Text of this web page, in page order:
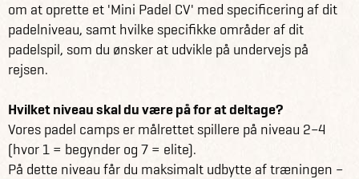
om at oprette et 'Mini Padel CV' med specificering af dit
padelniveau, samt hvilke specifikke områder af dit
padelspil, som du ønsker at udvikle på undervejs på
rejsen.
Hvilket niveau skal du være på for at deltage?
Vores padel camps er målrettet spillere på niveau 2–4
(hvor 1 = begynder og 7 = elite).
På dette niveau får du maksimalt udbytte af træningen –